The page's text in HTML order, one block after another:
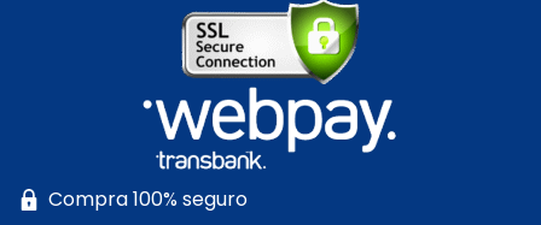
Compra 100% seguro